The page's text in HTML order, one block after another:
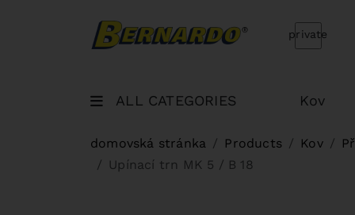
Bernardo Home
private
ALL CATEGORIES Kov
domovská stránka Products Kov
Upínací trn MK 5 / B 18